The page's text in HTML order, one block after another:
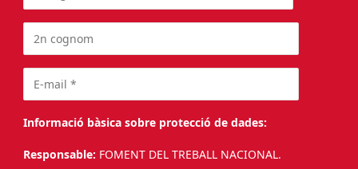
Informació bàsica sobre protecció de dades:
Responsable: FOMENT DEL TREBALL NACIONAL.